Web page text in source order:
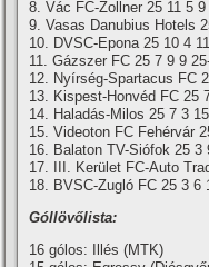
8. Vác FC-Zollner 25 11 5 9
9. Vasas Danubius Hotels
10. DVSC-Epona 25 10 4
11. Gázszer FC 25 7 9 9
12. Nyí­rség-Spartacus FC
13. Kispest-Honvéd FC 25
14. Haladás-Milos 25 7 3
15. Videoton FC Fehérvár
16. Balaton TV-Siófok 25 3
17. III. Kerület FC-Auto
18. BVSC-Zugló FC 25 3 6
Góllövőlista:
16 gólos: Illés (MTK)